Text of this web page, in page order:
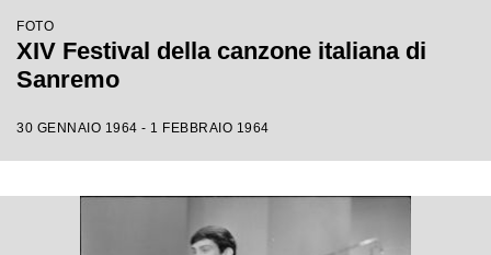
FOTO
XIV Festival della canzone italiana di
Sanremo
30 GENNAIO 1964 - 1 FEBBRAIO 1964